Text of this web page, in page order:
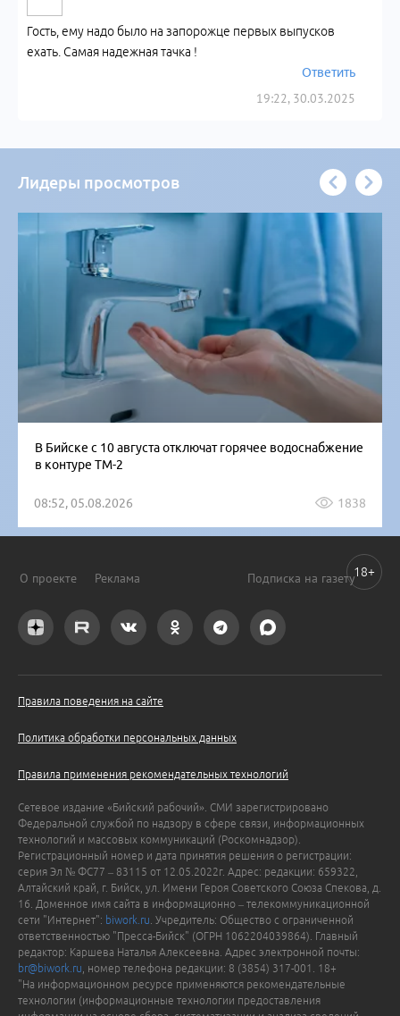
19:22, 30.03.2025
Гость, ему надо было на запорожце первых выпусков
ехать. Самая надежная тачка !
Ответить
Лидеры просмотров
В Бийске с 10 августа отключат горячее водоснабжение
в контуре ТМ-2
08:52, 05.08.2026 1838
О проекте Реклама Подписка на газету
Правила поведения на сайте
Политика обработки персональных данных
Правила применения рекомендательных технологий
Сетевое издание «Бийский рабочий». СМИ зарегистрировано
Федеральной службой по надзору в сфере связи, информационных
технологий и массовых коммуникаций (Роскомнадзор).
Регистрационный номер и дата принятия решения о регистрации:
серия Эл № ФС77 – 83115 от 12.05.2022г. Адрес: редакции: 659322,
Алтайский край, г. Бийск, ул. Имени Героя Советского Союза Спекова, д.
16. Доменное имя сайта в информационно – телекоммуникационной
сети "Интернет": biwork.ru . Учредитель: Общество с ограниченной
ответственностью "Пресса-Бийск" (ОГРН 1062204039864). Главный
редактор: Каршева Наталья Алексеевна. Адрес электронной почты:
br@biwork.ru , номер телефона редакции: 8 (3854) 317-001. 18+
"На информационном ресурсе применяются рекомендательные
технологии (информационные технологии предоставления
18+